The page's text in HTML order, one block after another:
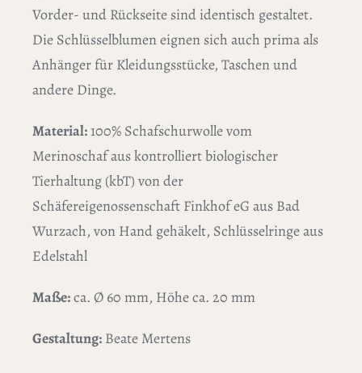
Vorder- und Rückseite sind identisch gestaltet.
Die Schlüsselblumen eignen sich auch prima als
Anhänger für Kleidungsstücke, Taschen und
andere Dinge.
Material:100% Schafschurwolle vom
Merinoschaf aus kontrolliert biologischer
Tierhaltung (kbT) von der
Schäfereigenossenschaft Finkhof eG aus Bad
Wurzach, von Hand gehäkelt, Schlüsselringe aus
Edelstahl
Maße:ca. Ø 60 mm, Höhe ca. 20 mm
Gestaltung:Beate Mertens